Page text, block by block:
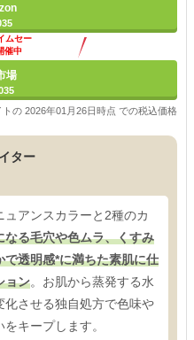
ムセー
催中
場
の 2026年01月26日時点 での税込価格
ター
アンスカラーと2種のカ
なる毛穴や色ムラ、くすみ
透明感*に満ちた素肌に仕
ョン。お肌から蒸発する水
させる独自処方で色味や
キープします。